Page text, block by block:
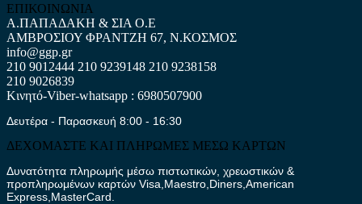
ΕΠΙΚΟΙΝΩΝΙΑ
Α.ΠΑΠΑΔΑΚΗ & ΣΙΑ Ο.Ε
ΑΜΒΡΟΣΙΟΥ ΦΡΑΝΤΖΗ 67, Ν.ΚΟΣΜΟΣ
info@ggp.gr
210 9012444 210 9239148 210 9238158
210 9026839
Κινητό-Viber-whatsapp : 6980507900
Δευτέρα - Παρασκευή 8:00 - 16:30
ΔΕΧΟΜΑΣΤΕ ΚΑΙ ΠΛΗΡΩΜΕΣ ΜΕΣΩ ΚΑΡΤΩΝ
Δυνατότητα πληρωμής μέσω πιστωτικών, χρεωστικών &
προπληρωμένων καρτών Visa,Maestro,Diners,American
Express,MasterCard.